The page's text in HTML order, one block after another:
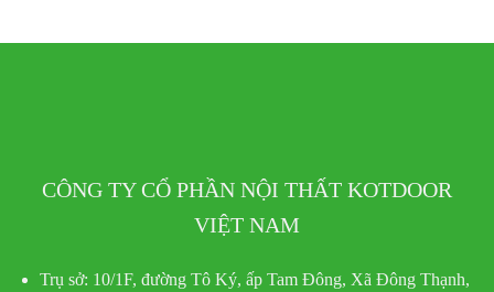
CÔNG TY CỔ PHẦN NỘI THẤT KOTDOOR
VIỆT NAM
Trụ sở: 10/1F, đường Tô Ký, ấp Tam Đông, Xã Đông Thạnh,